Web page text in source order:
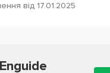
від 17.01.2025